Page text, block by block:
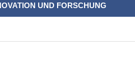
UND FORSCHUNG